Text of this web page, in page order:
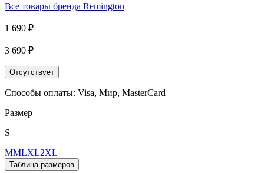
Все товары бренда Remington
1 690 ₽
3 690 ₽
Отсутствует
Способы оплаты: Visa, Мир, MasterCard
Размер
S
MMLXL2XL
Таблица размеров